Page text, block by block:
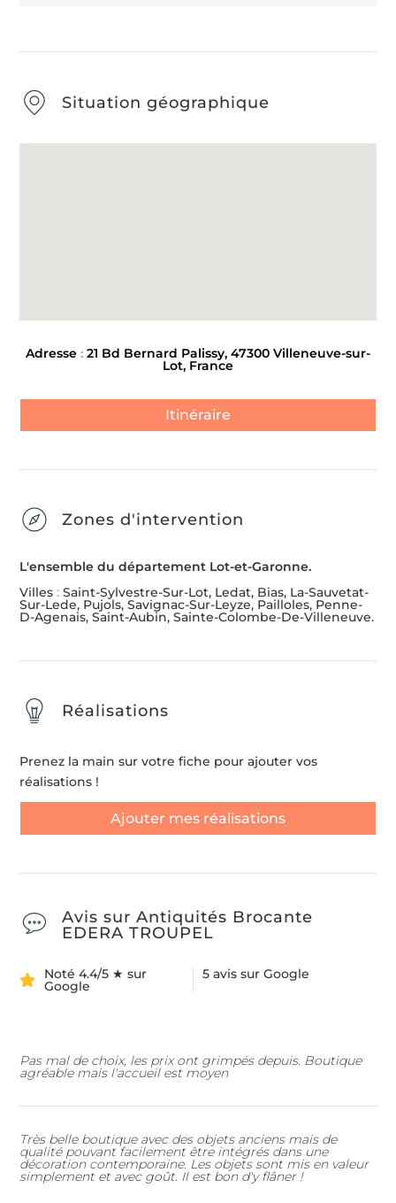
Situation géographique
Adresse : 21 Bd Bernard Palissy, 47300 Villeneuve-sur-
Lot, France
Itinéraire
Zones d'intervention
L'ensemble du département Lot-et-Garonne.
Villes :Saint-Sylvestre-Sur-Lot, Ledat, Bias, La-Sauvetat-
Sur-Lede, Pujols, Savignac-Sur-Leyze, Pailloles, Penne-
D-Agenais, Saint-Aubin, Sainte-Colombe-De-Villeneuve.
Réalisations
Prenez la main sur votre fiche pour ajouter vos
réalisations !
Ajouter mes réalisations
Avis sur Antiquités Brocante
EDERA TROUPEL
Noté 4.4/5 ★ sur
Google
5 avis sur Google
Pas mal de choix, les prix ont grimpés depuis. Boutique
agréable mais l'accueil est moyen
Très belle boutique avec des objets anciens mais de
qualité pouvant facilement être intégrés dans une
décoration contemporaine. Les objets sont mis en valeur
simplement et avec goût. Il est bon d'y flâner !